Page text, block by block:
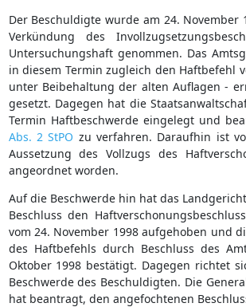
Der Beschuldigte wurde am 24. November
Verkündung des
Untersuchungshaft genommen. Das
in diesem Termin zugleich den Haftbefehl
unter Beibehaltung der alten Auflagen -
gesetzt. Dagegen hat die
Termin Haftbeschwerde eingelegt und
Abs. 2 StPO zu verfahren. Daraufhin ist
Aussetzung des Vollzugs des
angeordnet worden.
Auf die Beschwerde hin hat das
Beschluss den
vom 24. November 1998 aufgehoben und
des Haftbefehls durch Beschluss des
Oktober 1998 bestätigt. Dagegen richtet
Beschwerde des Beschuldigten. Die
hat beantragt, den angefochtenen